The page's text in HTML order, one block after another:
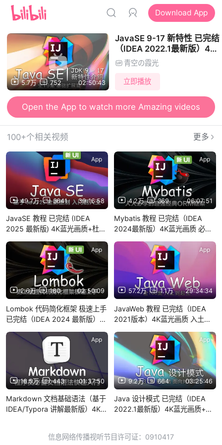
Download App
5.7万 752 02:50:43
JavaSE 9-17 新特性 已完结
（IDEA 2022.1最新版）4K
蓝光画质
Java9/10/11/12/13/14/15/
讲解
青空の霞光
立即播放
Open the App to watch more Amazing videos
100+个相关视频 更多
49.7万 3641 39:16:58
App
JavaSE 教程 已完结 (IDEA
2025 最新版) 4K蓝光画质+杜比
入土 基于Java25讲解
4.2万 369 06:07:51
App
Mybatis 教程 已完结（IDEA
2024最新版）4K蓝光画质 必学
2.6万 160 02:50:09
App
Lombok 代码简化框架 极速上手
已完结（IDEA 2024 最新版）
57.2万 1.1万 29:34:34
App
JavaWeb 教程 已完结（IDEA
2021版本）4K蓝光画质 入土到
16.5万 443 01:37:50
App
Markdown 文档基础语法（基于
IDEA/Typora 讲解最新版）4K蓝
9.2万 664 03:25:46
App
Java 设计模式 已完结（IDEA
2022.1最新版）4K蓝光画质+杜
信息网络传播视听节目许可证：0910417